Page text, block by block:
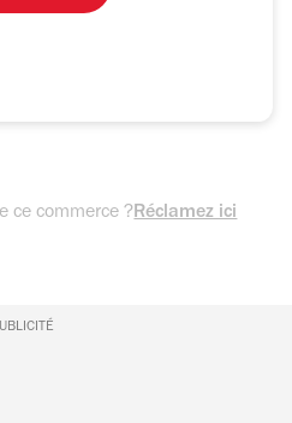
ce commerce ?Réclamez ici